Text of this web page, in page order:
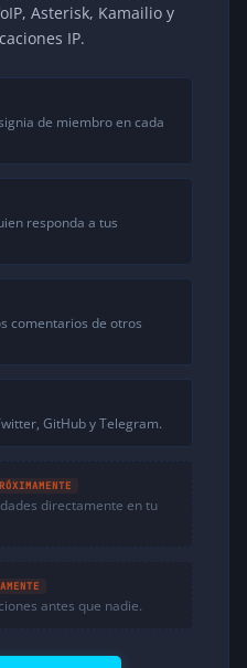
Asterisk, Kamailio y
IP.
de miembro en cada
responda a tus
comentarios de otros
GitHub y Telegram.
directamente en tu
antes que nadie.